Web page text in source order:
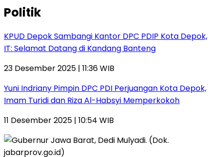
Politik
KPUD Depok Sambangi Kantor DPC PDIP Kota Depok,
IT: Selamat Datang di Kandang Banteng
23 Desember 2025 | 11:36 WIB
Yuni Indriany Pimpin DPC PDI Perjuangan Kota Depok,
Imam Turidi dan Riza Al-Habsyi Memperkokoh
11 Desember 2025 | 10:54 WIB